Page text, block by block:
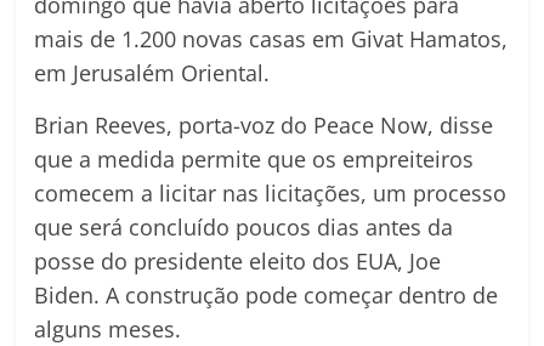
mais de 1.200 novas casas em Givat Hamatos,
em Jerusalém Oriental.
Brian Reeves, porta-voz do Peace Now, disse
que a medida permite que os empreiteiros
comecem a licitar nas licitações, um processo
que será concluído poucos dias antes da
posse do presidente eleito dos EUA, Joe
Biden. A construção pode começar dentro de
alguns meses.